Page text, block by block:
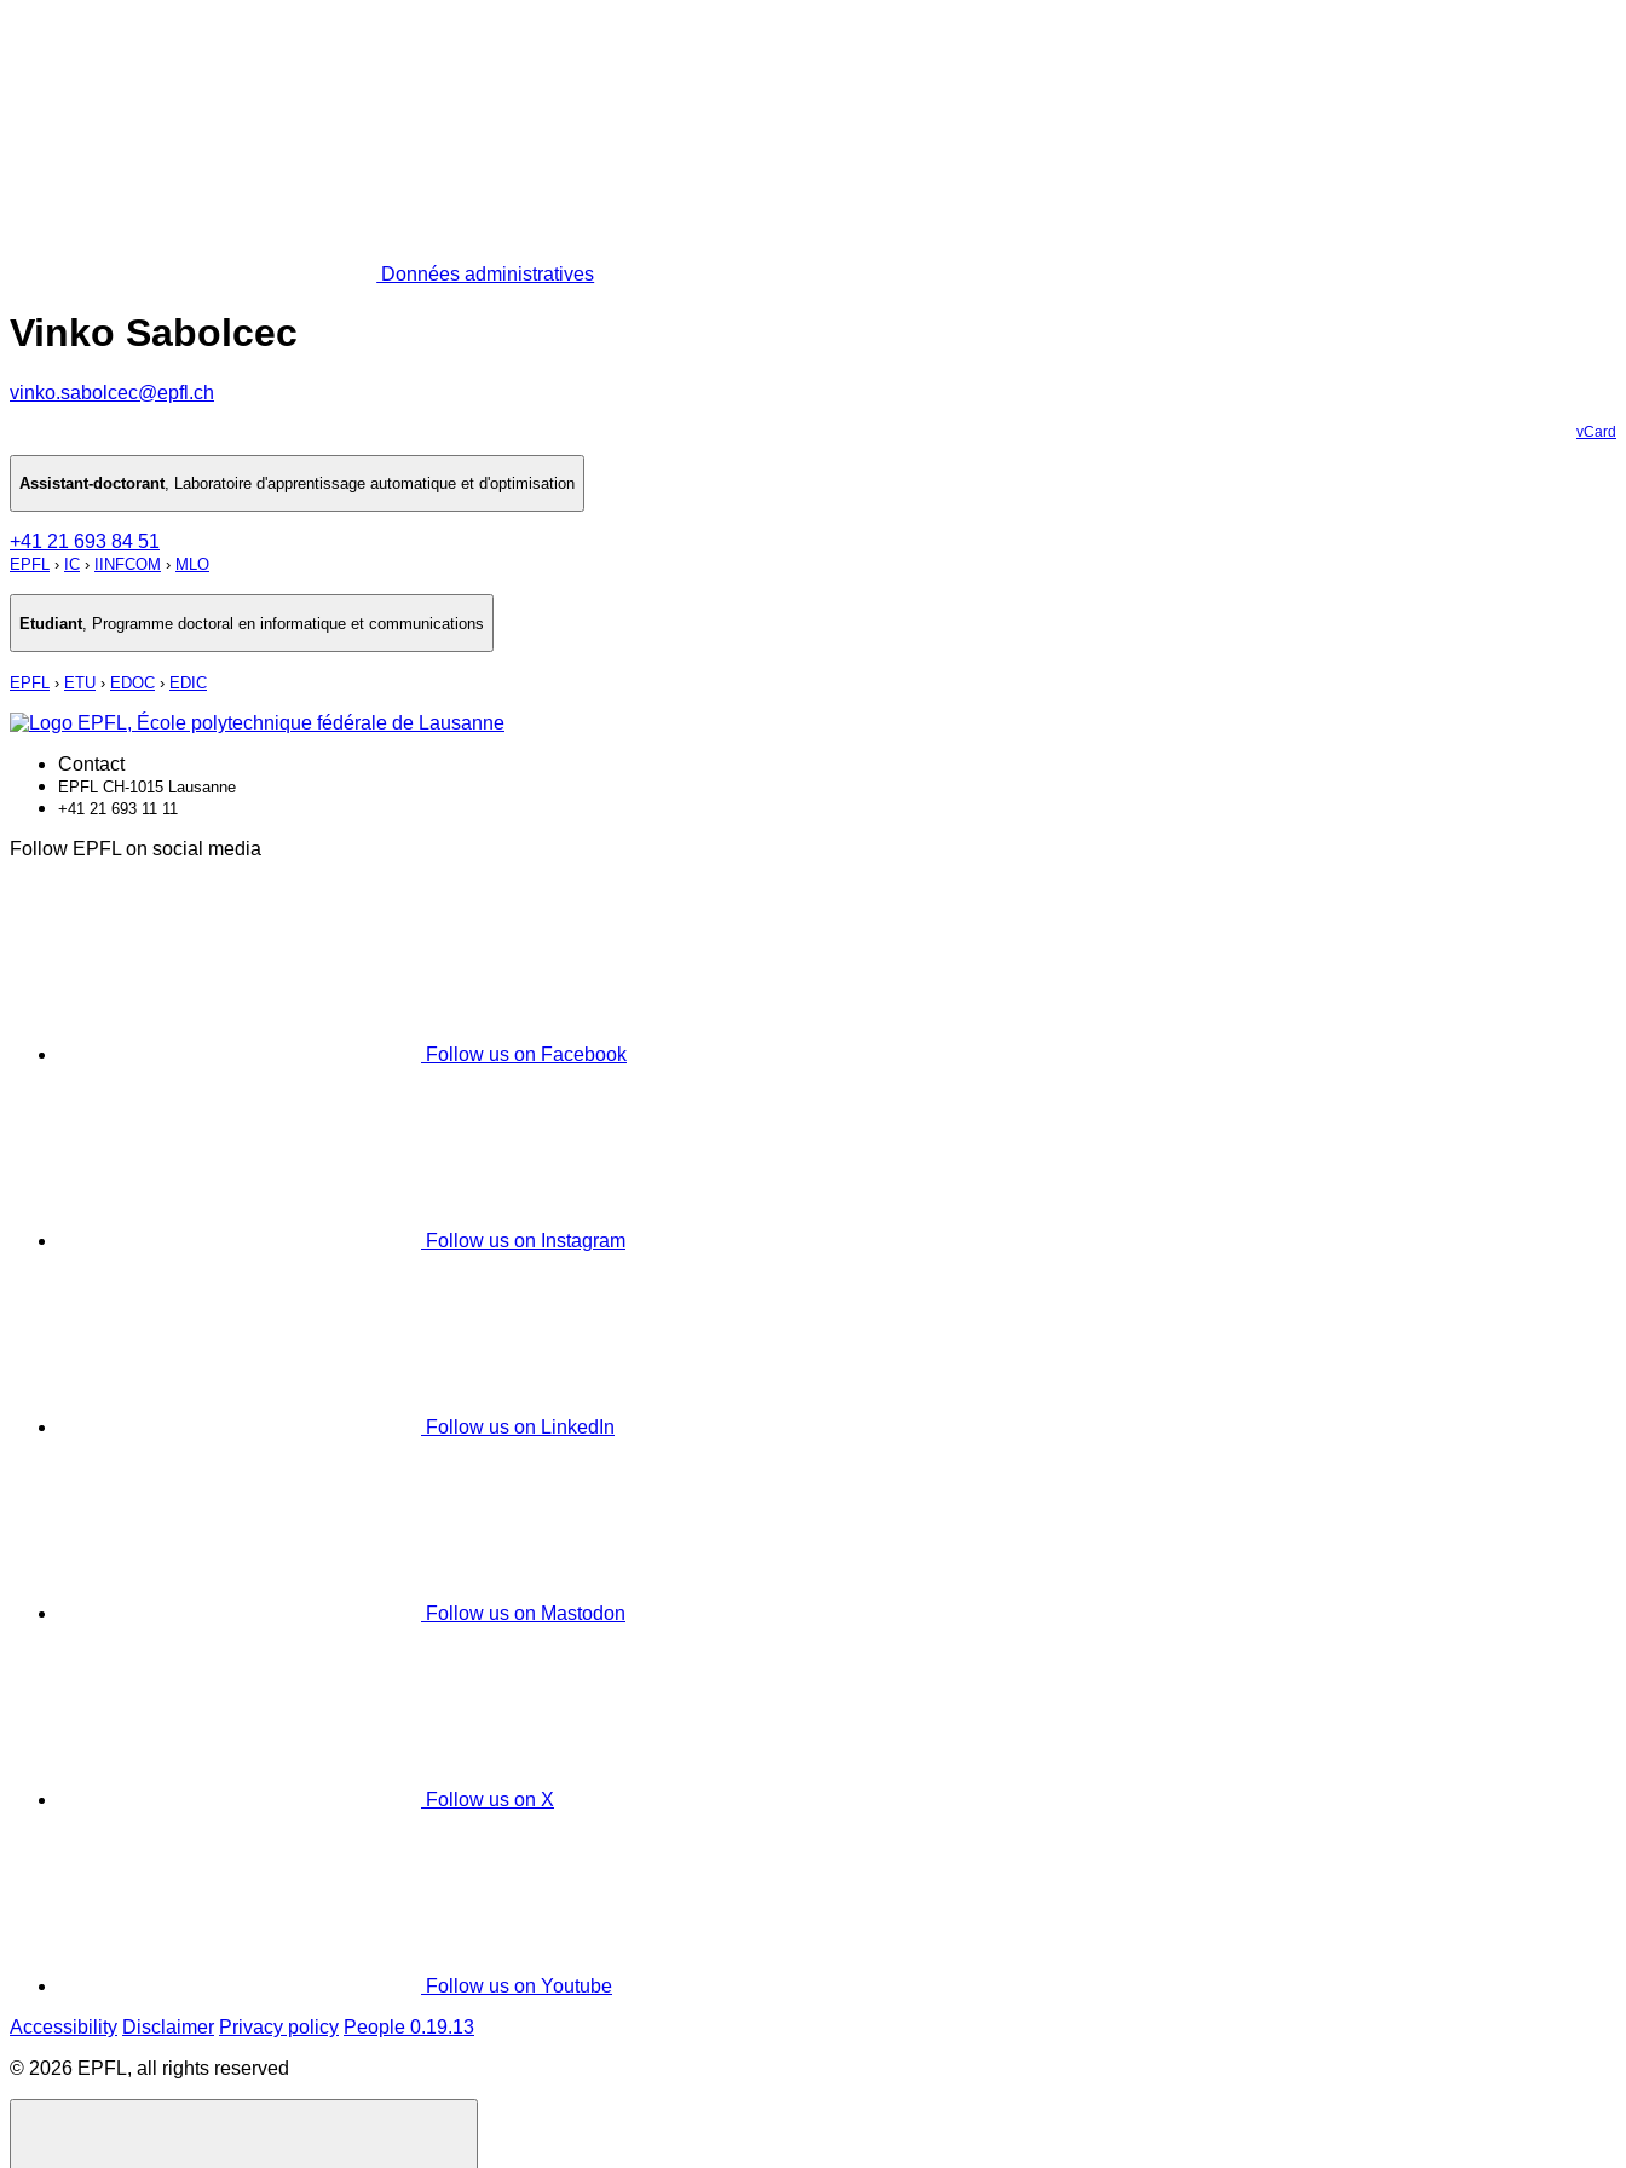
Données administratives
Vinko Sabolcec
vinko.sabolcec@epfl.ch
vCard
Assistant-doctorant, Laboratoire d'apprentissage automatique et d'optimisation
+41 21 693 84 51
EPFL › IC › IINFCOM › MLO
Etudiant Programme doctoral en informatique et communications
EPFL › ETU › EDOC › EDIC
Contact
EPFL CH-1015 Lausanne
+41 21 693 11 11
Follow EPFL on social media
Follow us on Facebook
Follow us on Instagram
Follow us on LinkedIn
Follow us on Mastodon
Follow us on X
Follow us on Youtube
Accessibility Disclaimer Privacy policy People 0.19.13
© 2026 EPFL, all rights reserved